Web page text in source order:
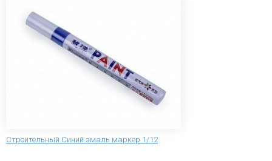
Строительный Синий эмаль маркер 1/12